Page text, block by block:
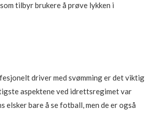
tilbyr brukere å prøve lykken i
driver med svømming er det viktig
aspektene ved idrettsregimet var
bare å se fotball, men de er også